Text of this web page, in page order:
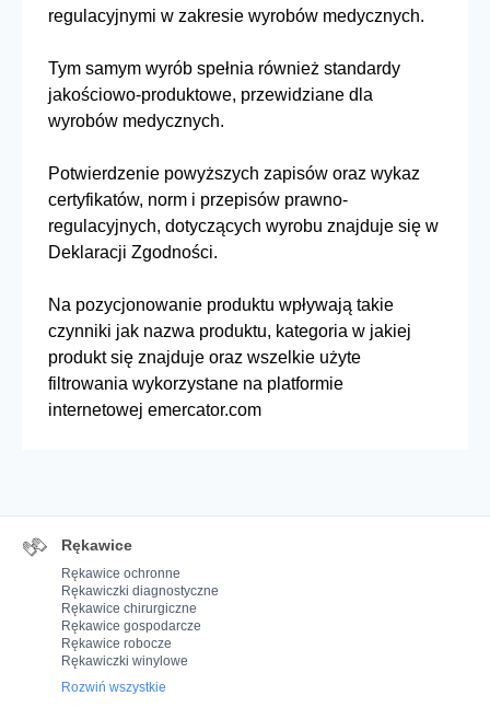
regulacyjnymi w zakresie wyrobów medycznych.
Tym samym wyrób spełnia również standardy
jakościowo-produktowe, przewidziane dla
wyrobów medycznych.
Potwierdzenie powyższych zapisów oraz wykaz
certyfikatów, norm i przepisów prawno-
regulacyjnych, dotyczących wyrobu znajduje się w
Deklaracji Zgodności.
Na pozycjonowanie produktu wpływają takie
czynniki jak nazwa produktu, kategoria w jakiej
produkt się znajduje oraz wszelkie użyte
filtrowania wykorzystane na platformie
internetowej emercator.com
Rękawice
Rękawice ochronne
Rękawiczki diagnostyczne
Rękawice chirurgiczne
Rękawice gospodarcze
Rękawice robocze
Rękawiczki winylowe
Rozwiń wszystkie